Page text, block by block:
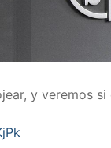
y veremos